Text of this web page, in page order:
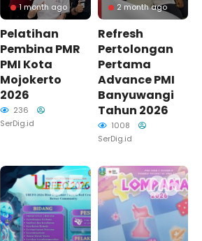
1 month ago
Pelatihan
Pembina PMR
PMI Kota
Mojokerto
2026
236
SerDig.id
2 month ago
Refresh
Pertolongan
Pertama
Advance PMI
Banyuwangi
Tahun 2026
1008
SerDig.id